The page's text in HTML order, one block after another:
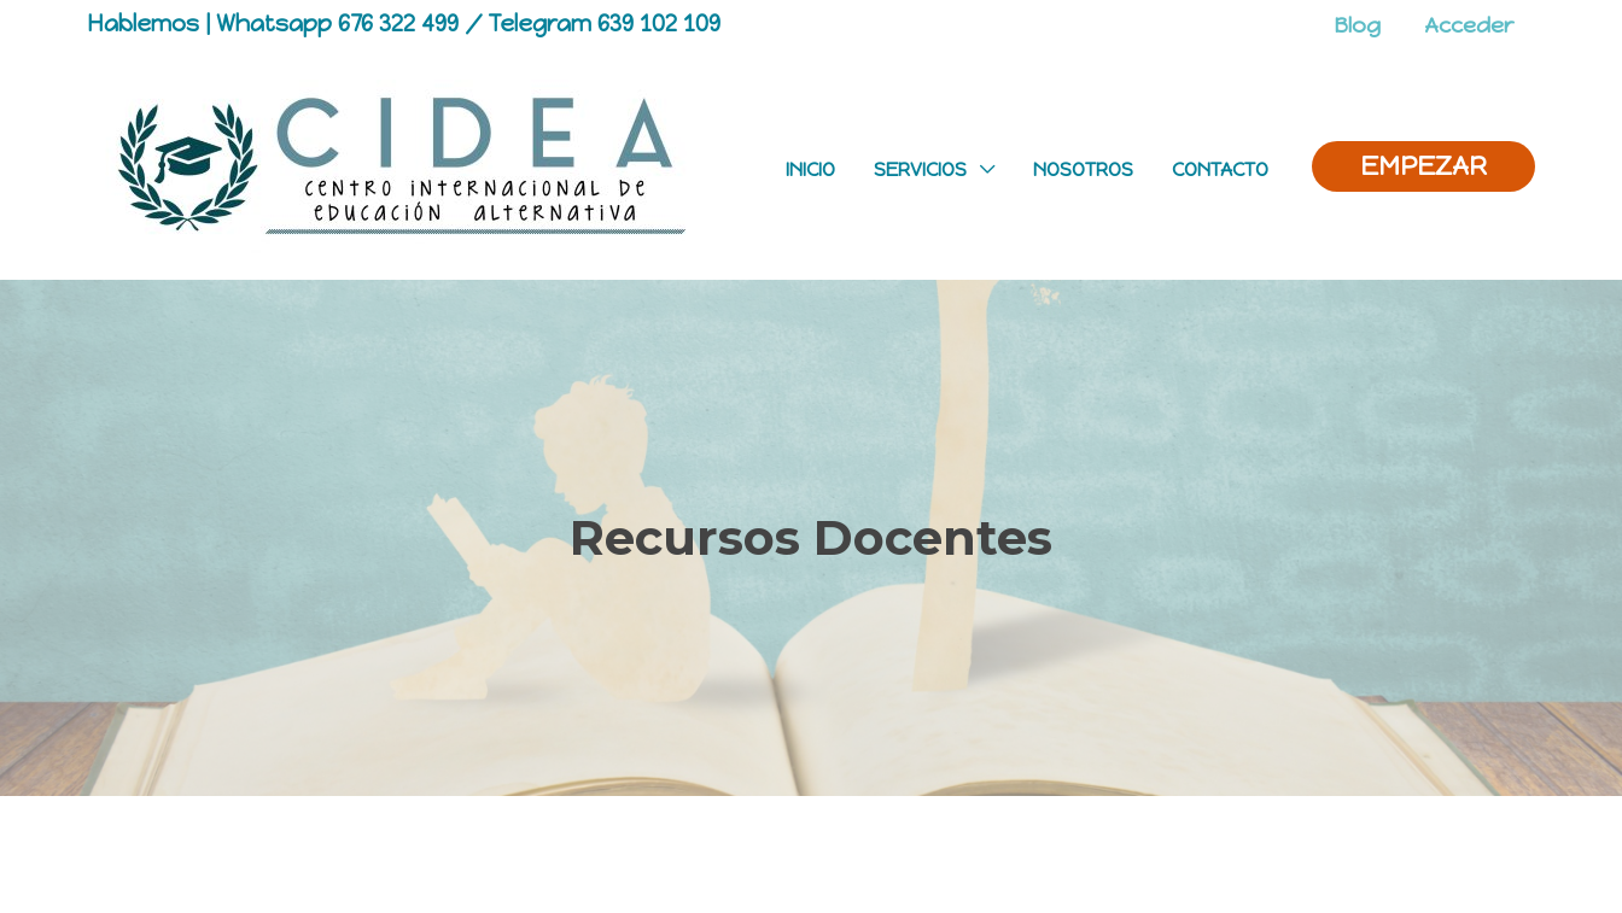
Hablemos | Whatsapp 676 322 499 / Telegram 639 102 109 Blog Acceder
INICIO SERVICIOS NOSOTROS CONTACTO EMPEZAR
Recursos Docentes